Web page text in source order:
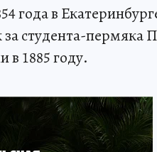
года в
студента-пермяка
в 1885 году.